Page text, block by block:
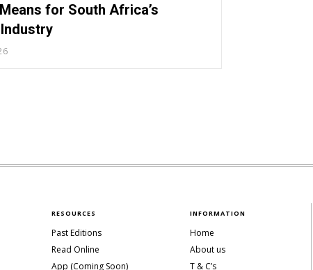
for South Africa’s
RESOURCES
Past Editions
Read Online
App (Coming Soon)
INFORMATION
Home
About us
T & C’s